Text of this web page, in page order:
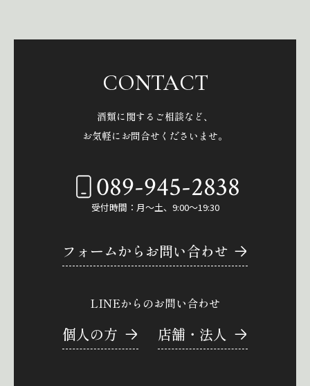
CONTACT
酒類に関するご相談など、
お気軽にお問合せくださいませ。
089-945-2838
受付時間：月～土、9:00～19:30
フォームからお問い合わせ
LINEからのお問い合わせ
個人の方 店舗・法人